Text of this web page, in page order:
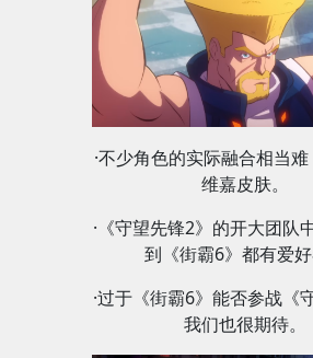
·不少角色的实际融合相当
维嘉皮肤。
·《守望先锋2》的开大团队
到《街霸6》都有爱好
·过于《街霸6》能否参战《
我们也很期待。